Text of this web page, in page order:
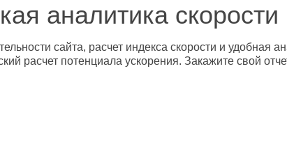
аналитика скорости
сайта, расчет индекса скорости и удобная
расчет потенциала ускорения. Закажите свой